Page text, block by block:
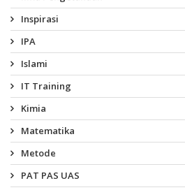
Inspirasi
IPA
Islami
IT Training
Kimia
Matematika
Metode
PAT PAS UAS